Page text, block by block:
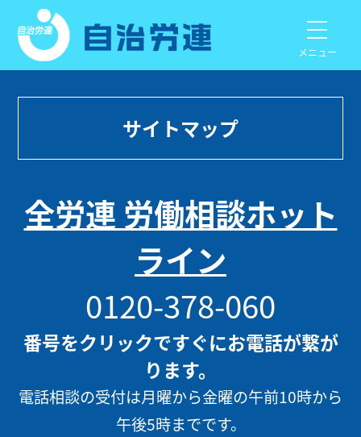
メニュー
サイトマップ
全労連 労働相談ホット
ライン
0120-378-060
番号をクリックですぐにお電話が繋が
ります。
電話相談の受付は月曜から金曜の午前10時から
午後5時までです。